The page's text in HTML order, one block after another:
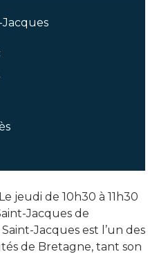
jeudi de 10h30 à 11h30
Jacques de
Jacques est l’un des
de Bretagne, tant son